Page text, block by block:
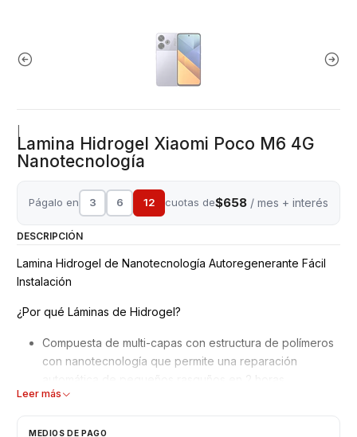
Lamina Hidrogel Xiaomi Poco M6 4G
Nanotecnología
Págalo en 3 6 12 cuotas de$658 / mes + interés
DESCRIPCIÓN
Lamina Hidrogel de Nanotecnología Autoregenerante Fácil
Instalación
¿Por qué Láminas de Hidrogel?
Compuesta de multi-capas con estructura de polímeros
con nanotecnología que permite una reparación
automática de pequeños rasguños en 2 horas.
Mejor adaptación y absorción de golpes, debido a su
No interfiere en el reconocimiento de la huella dactilar
Leer más
MEDIOS DE PAGO